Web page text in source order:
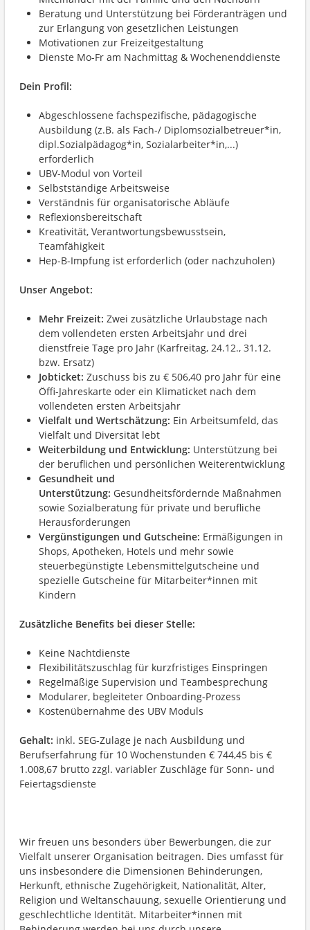
Beratung und Unterstützung bei Förderanträgen und
zur Erlangung von gesetzlichen Leistungen
Motivationen zur Freizeitgestaltung
Dienste Mo-Fr am Nachmittag & Wochenenddienste
Dein Profil:
Abgeschlossene fachspezifische, pädagogische
Ausbildung (z.B. als Fach-/ Diplomsozialbetreuer*in,
dipl.Sozialpädagog*in, Sozialarbeiter*in,...)
erforderlich
UBV-Modul von Vorteil
Selbstständige Arbeitsweise
Verständnis für organisatorische Abläufe
Reflexionsbereitschaft
Kreativität, Verantwortungsbewusstsein,
Teamfähigkeit
Hep-B-Impfung ist erforderlich (oder nachzuholen)
Unser Angebot:
Mehr Freizeit: Zwei zusätzliche Urlaubstage nach
dem vollendeten ersten Arbeitsjahr und drei
dienstfreie Tage pro Jahr (Karfreitag, 24.12., 31.12.
bzw. Ersatz)
Jobticket: Zuschuss bis zu € 506,40 pro Jahr für eine
Öffi-Jahreskarte oder ein Klimaticket nach dem
vollendeten ersten Arbeitsjahr
Vielfalt und Wertschätzung: Ein Arbeitsumfeld, das
Vielfalt und Diversität lebt
Weiterbildung und Entwicklung: Unterstützung bei
der beruflichen und persönlichen Weiterentwicklung
Gesundheit und
Unterstützung: Gesundheitsfördernde Maßnahmen
sowie Sozialberatung für private und berufliche
Herausforderungen
Vergünstigungen und Gutscheine: Ermäßigungen in
Shops, Apotheken, Hotels und mehr sowie
steuerbegünstigte Lebensmittelgutscheine und
spezielle Gutscheine für Mitarbeiter*innen mit
Kindern
Zusätzliche Benefits bei dieser Stelle:
Keine Nachtdienste
Flexibilitätszuschlag für kurzfristiges Einspringen
Regelmäßige Supervision und Teambesprechung
Modularer, begleiteter Onboarding-Prozess
Kostenübernahme des UBV Moduls
Gehalt: inkl. SEG-Zulage je nach Ausbildung und
Berufserfahrung für 10 Wochenstunden € 744,45 bis €
1.008,67 brutto zzgl. variabler Zuschläge für Sonn- und
Feiertagsdienste
Wir freuen uns besonders über Bewerbungen, die zur
Vielfalt unserer Organisation beitragen. Dies umfasst für
uns insbesondere die Dimensionen Behinderungen,
Herkunft, ethnische Zugehörigkeit, Nationalität, Alter,
Religion und Weltanschauung, sexuelle Orientierung und
geschlechtliche Identität. Mitarbeiter*innen mit